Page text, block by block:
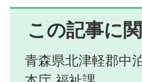
この記事に
青森県北津軽郡中